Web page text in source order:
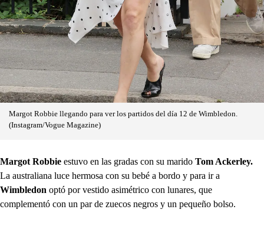
Margot Robbie llegando para ver los partidos del día 12 de Wimbledon.
(Instagram/Vogue Magazine)
Margot Robbie estuvo en las gradas con su marido Tom Ackerley.
La australiana luce hermosa con su bebé a bordo y para ir a
Wimbledon optó por vestido asimétrico con lunares, que
complementó con un par de zuecos negros y un pequeño bolso.